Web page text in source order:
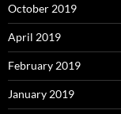
October 2019
April 2019
February 2019
January 2019